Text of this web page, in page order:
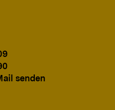
senden